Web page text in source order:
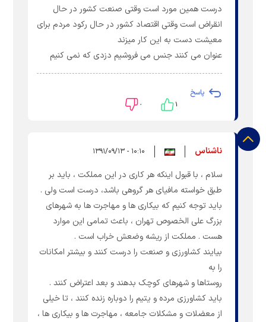
درست همین مورد است وقتی صنعت کشور در حال
انقراض است وقتی اقتصاد کشور در حال رکود مردم برای
معیشت دست به این کار میزند
عنوان می کنند جنس می فروشیم دزدی که نمی کنیم
پاسخ
۱ ۰
ناشناس ۱۰:۱۰ - ۱۳۹۱/۰۹/۱۳
سلام ، با قبول اینکه هر کاری در این مملکت ، باید بر
طبق خواسته مافیای هر گروهی باشد، درست است ولی .
باید توجه کنیم که بیکاری ها و مهاجرت ها به شهرهای
بزرگ علی الخصوص تهران ، باعث تمامی این موارد
هست . مملکت از ریشه وضعش خراب است .
بیایند کشاورزی و صنعت را درست کنند و بیشتر امکانات
را به
روستاها و شهرهای کوچک بدهند و بعد اعتراض کنند .
باید کشاورزی مرده و یتیم را دوباره زنده کنند ، تا خیلی
از معضلات و مشکلات جامعه ، مهاجرت ها و بیکاری ها ،